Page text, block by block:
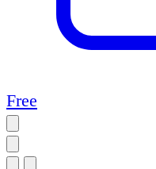
Free